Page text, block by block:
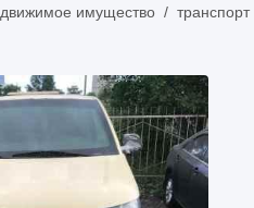
движимое имущество / транспорт